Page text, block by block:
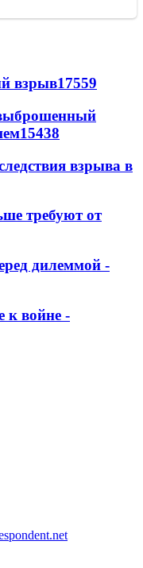
взрыв17559
15438
взрыва в
требуют от
дилеммой -
к войне -